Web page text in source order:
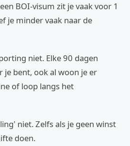
BOI-visum zit je vaak voor 1
je minder vaak naar de
niet. Elke 90 dagen
je bent, ook al woon je er
of loop langs het
niet. Zelfs als je geen winst
doen.